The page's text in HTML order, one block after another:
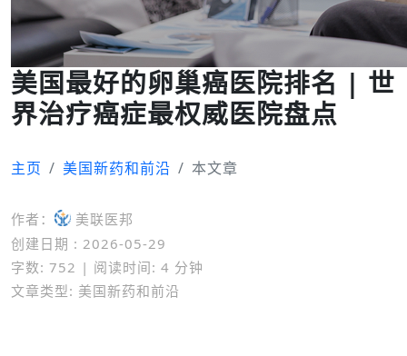
美国最好的卵巢癌医院排名 | 世
界治疗癌症最权威医院盘点
主页 美国新药和前沿 本文章
作者：
美联医邦
创建日期 : 2026-05-29
字数: 752 | 阅读时间: 4 分钟
文章类型: 美国新药和前沿